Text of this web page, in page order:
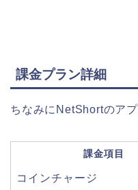
課金プラン詳細
ちなみにNetShortのア
課金項目
コインチャージ